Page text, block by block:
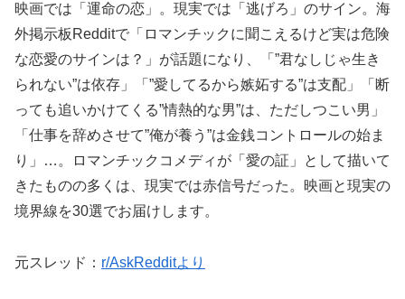
映画では「運命の恋」。現実では「逃げろ」のサイン。海
外掲示板Redditで「ロマンチックに聞こえるけど実は危険
な恋愛のサインは？」が話題になり、「”君なしじゃ生き
られない”は依存」「”愛してるから嫉妬する”は支配」「断
っても追いかけてくる”情熱的な男”は、ただしつこい男」
「仕事を辞めさせて”俺が養う”は金銭コントロールの始ま
り」…。ロマンチックコメディが「愛の証」として描いて
きたものの多くは、現実では赤信号だった。映画と現実の
境界線を30選でお届けします。
元スレッド： r/AskRedditより